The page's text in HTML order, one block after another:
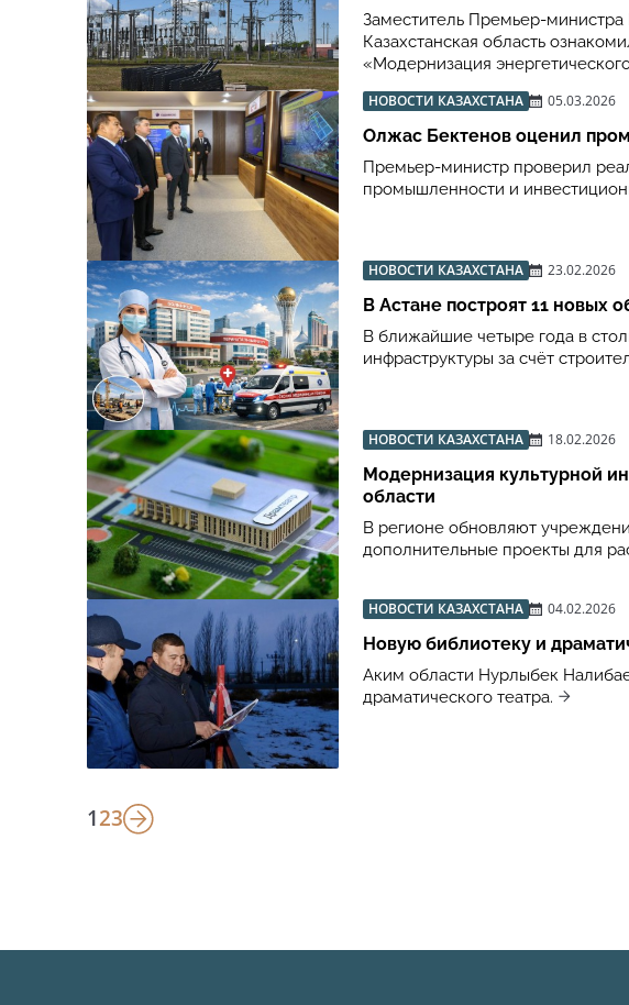
Заместитель Премьер-
Казахстанская область
«Модернизация
НОВОСТИ КАЗАХСТАНА 05.03.2026
Олжас Бектенов оценил
Премьер-министр проверил
промышленности и
НОВОСТИ КАЗАХСТАНА 23.02.2026
В Астане построят 11 новых
В ближайшие четыре года в
инфраструктуры за счёт
НОВОСТИ КАЗАХСТАНА 18.02.2026
Модернизация культурной
области
В регионе обновляют
дополнительные проекты для
НОВОСТИ КАЗАХСТАНА 04.02.2026
Новую библиотеку и
Аким области Нурлыбек
драматического театра.
123